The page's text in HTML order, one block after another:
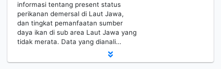
informasi tentang present status
perikanan demersal di Laut Jawa,
dan tingkat pemanfaatan sumber
daya ikan di sub area Laut Jawa yang
tidak merata. Data yang dianali…